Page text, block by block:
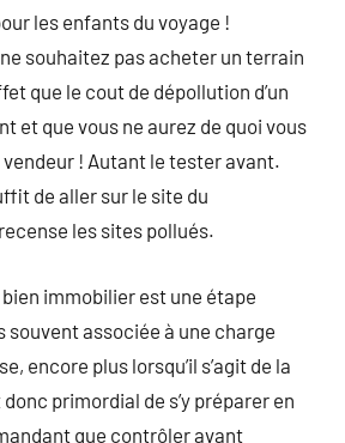
les enfants du voyage !
souhaitez pas acheter un terrain
que le cout de dépollution d’un
et que vous ne aurez de quoi vous
! Autant le tester avant.
de aller sur le site du
les sites pollués.
immobilier est une étape
souvent associée à une charge
encore plus lorsqu’il s’agit de la
primordial de s’y préparer en
que contrôler avant